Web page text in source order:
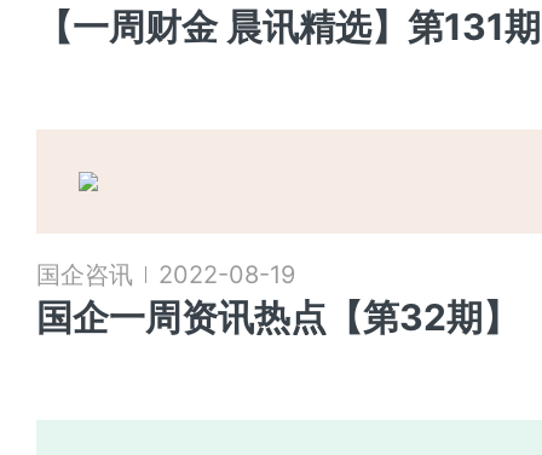
【一周财金 晨讯精选】第131期
国企咨讯 2022-08-19
国企一周资讯热点【第32期】